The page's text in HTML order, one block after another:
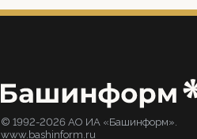
© 1992-2026 АО ИА «Башинформ».
www.bashinform.ru